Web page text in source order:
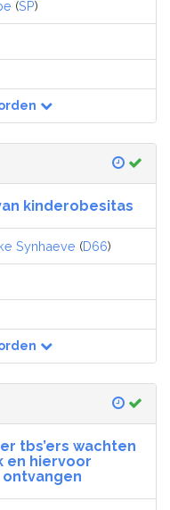
(SP)
kinderobesitas
Synhaeve (D66)
tbs’ers wachten
en hiervoor